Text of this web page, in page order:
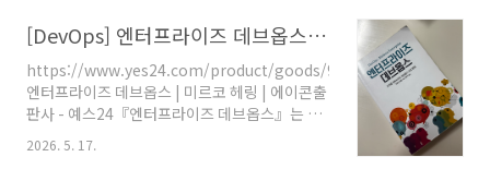
면 좋을지www.yes24.com DevOps는 기술 도
입보다 조직 변화 전략에 가까웠다처음 제목을
봤을 때 조금 흥미로웠다.왜 하필
“Playbook”일까 싶었다.보통 IT 책들
은:Guide,Handbook,Architecture,Best
Practice같은 표현을 많이 쓰는데 이 책은 굳이
[DevOps] 엔터프라이즈 데브옵스 (DevOps for the Modern Enterprise)
https://www.yes24.com/product/goods/90308933
엔터프라이즈 데브옵스 | 미르코 헤링 | 에이콘출
판사 - 예스24『엔터프라이즈 데브옵스』는 대
필요한 데브옵스 생태계를 생성하고 사람들에게
2026. 5. 17.